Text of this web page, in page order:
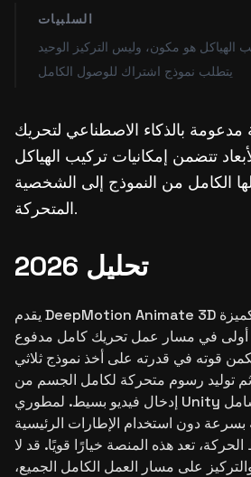
السلبيات
الهياكل هو مكون، وليس التركيز الوحيد
يتطلب نموذج اشتراك للوصول الكامل
بالذكاء الاصطناعي لتحريك
تتضمن إمكانيات تركيب الهياكل
الكامل من النموذج إلى الشخصية
المتحركة.
تحليل 2026
يقدم DeepMotion Animate 3D تركيب الهياكل ليس كميزة
في مسار عمل تحريك كامل مدفوع
قوته في قدرته على أخذ نموذج ثلاثي
ثم توليد رسوم متحركة لكامل الجسم من
إدخال فيديو بسيط. لمطوري Unity الذين يبحثون عن حل شامل
بسرعة دون استخدام الإطارات الرئيسية
الحركة، تعد هذه المنصة خيارًا قويًا. قد لا
على مسار العمل الكامل الجميع،